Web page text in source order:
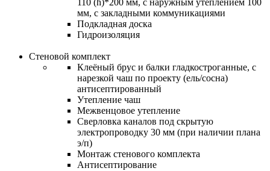
110 (h)*200 мм, с наружным утеплением 100
мм, с закладными коммуникациями
Подкладная доска
Гидроизоляция
Стеновой комплект
Клеёный брус и балки гладкостроганные, с
нарезкой чаш по проекту (ель/сосна)
антисептированный
Утепление чаш
Межвенцовое утепление
Сверловка каналов под скрытую
электропроводку 30 мм (при наличии плана
э/п)
Монтаж стенового комплекта
Антисептирование